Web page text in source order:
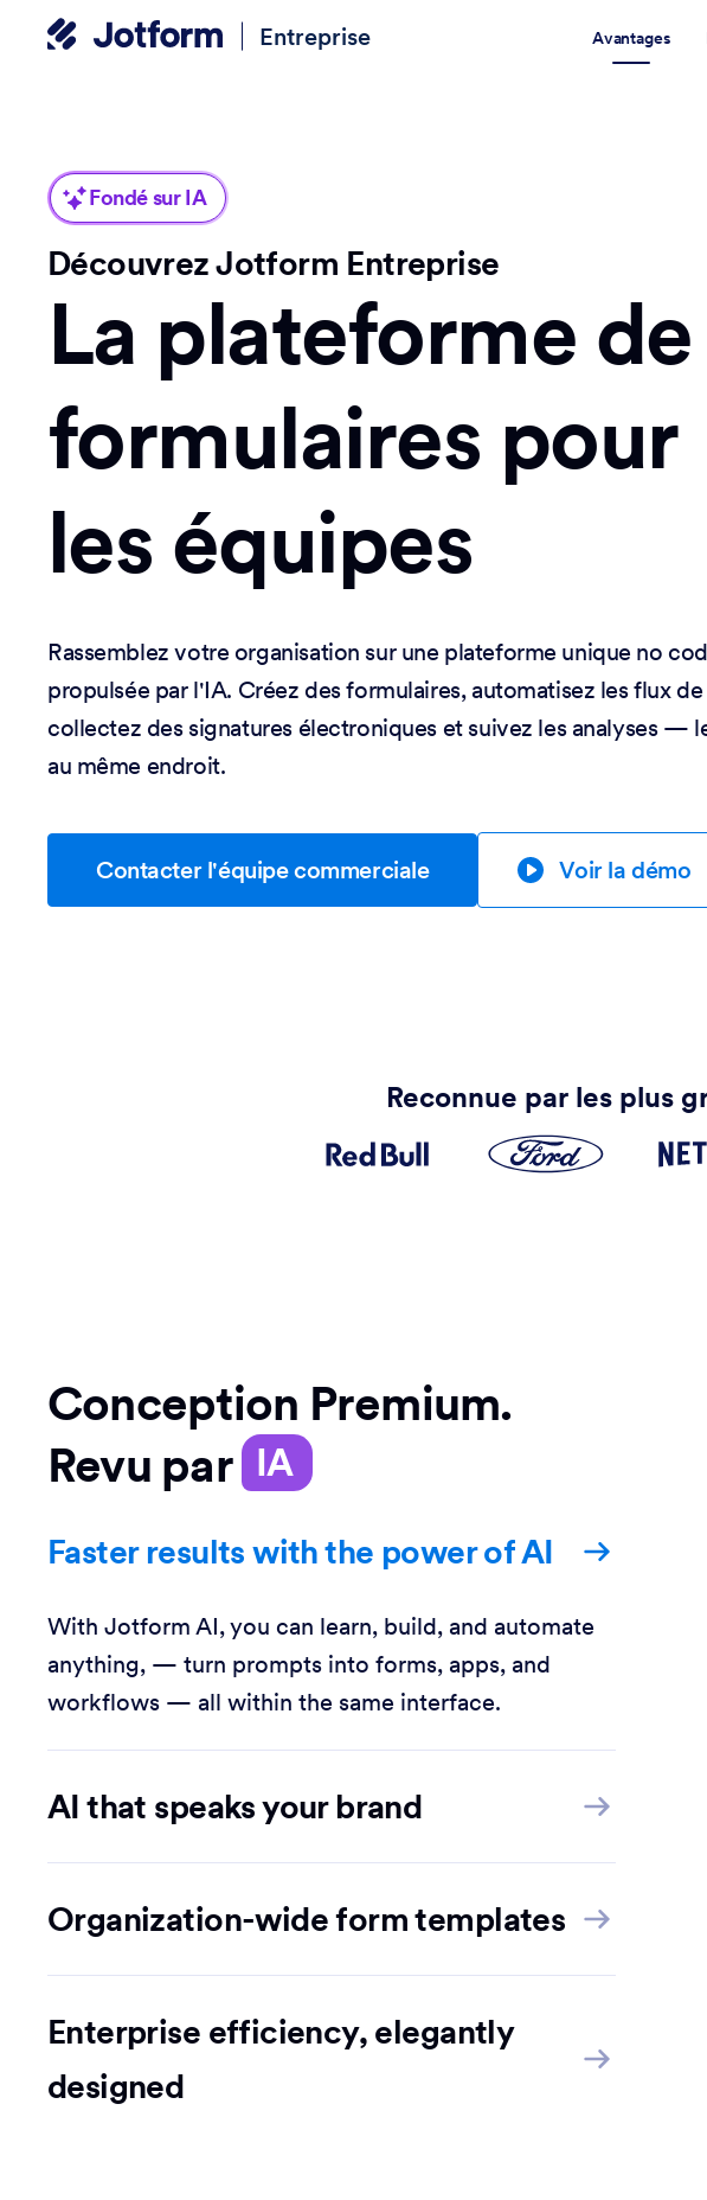
Entreprise Avantages
Fondé sur IA
Découvrez Jotform Entreprise
La plateforme de
formulaires pour
les équipes
Rassemblez votre organisation sur une plateforme unique no
propulsée par l'IA. Créez des formulaires, automatisez les flux
collectez des signatures électroniques et suivez les analyses —
au même endroit.
Contacter l'équipe commerciale Voir la démo
Reconnue par les plus
Conception Premium.
Revu par IA
Faster results with the power of AI
With Jotform AI, you can learn, build, and automate
anything, — turn prompts into forms, apps, and
workflows — all within the same interface.
AI that speaks your brand
Organization-wide form templates
Enterprise efficiency, elegantly
designed